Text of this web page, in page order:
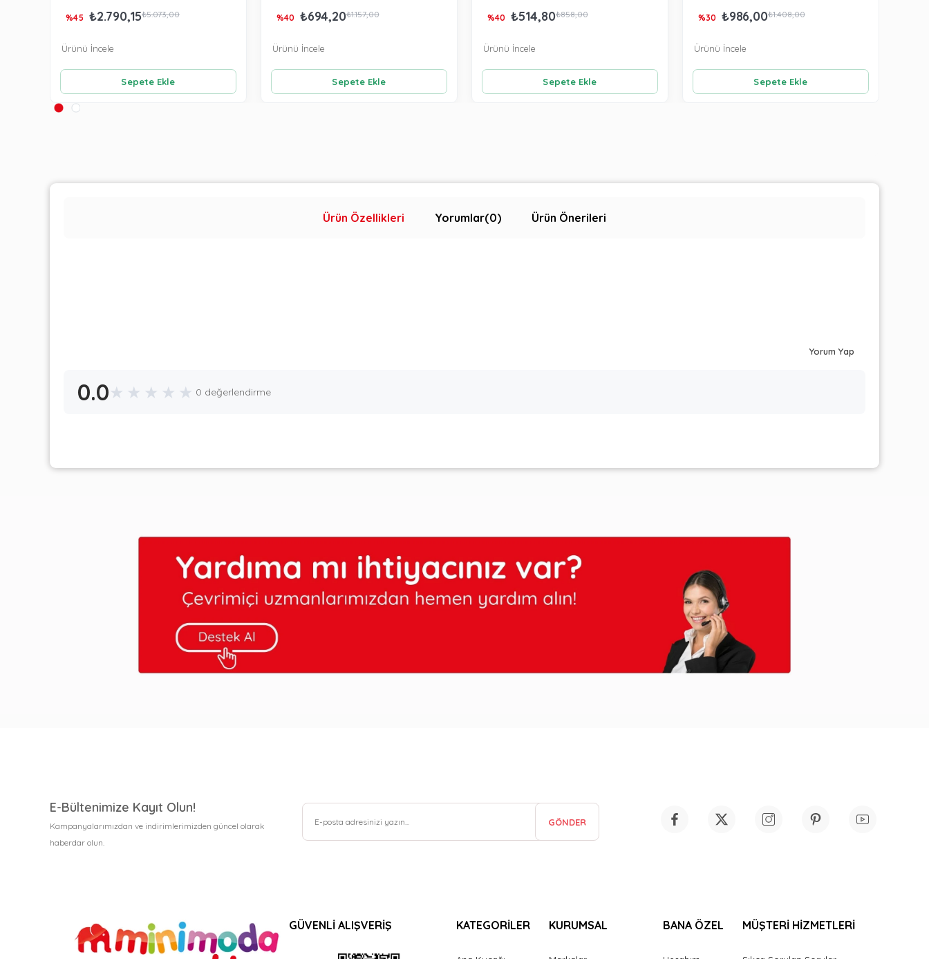
₺2.790,15₺5.073,00
%45
Sepete Ekle
Ürünü İncele
₺694,20₺1.157,00
%40
Sepete Ekle
Ürünü İncele
₺514,80₺858,00
%40
Sepete Ekle
Ürünü İncele
₺986,00₺1.408,00
%30
Sepete Ekle
Ürünü İncele
Ürün Özellikleri Yorumlar(0) Ürün Önerileri
Yorum Yap
0.0★ ★ ★ ★ ★ 0 değerlendirme
E-Bültenimize Kayıt Olun!
Kampanyalarımızdan ve indirimlerimizden güncel olarak
haberdar olun.
GÖNDER
GÜVENLİ ALIŞVERİŞ KATEGORİLER KURUMSAL BANA ÖZEL MÜŞTERİ HİZMETLERİ